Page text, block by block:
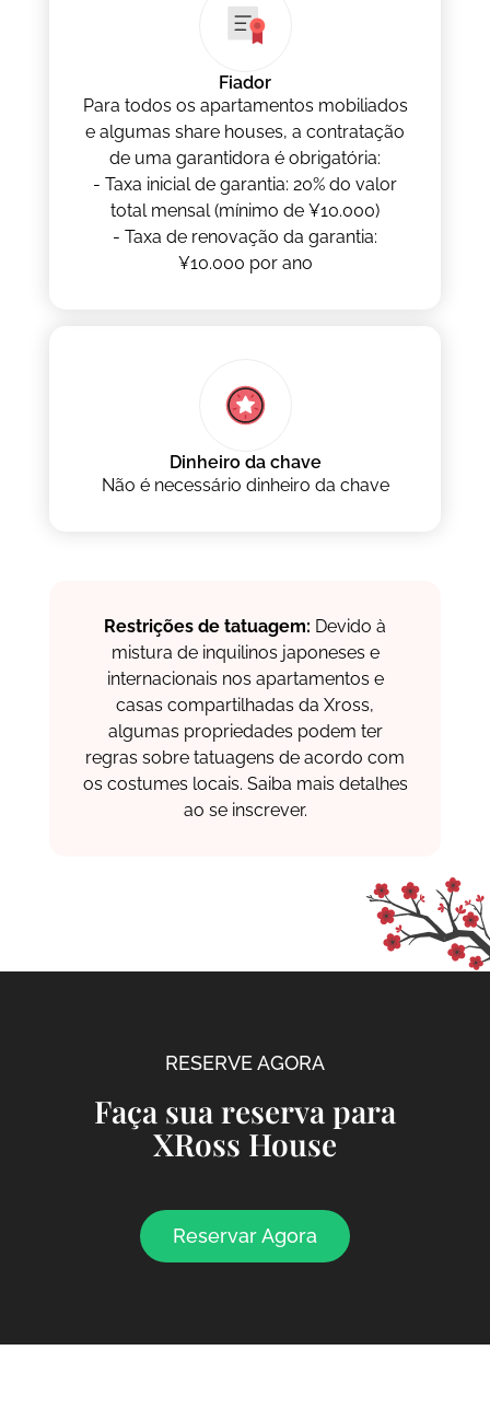
Fiador
Para todos os apartamentos mobiliados
e algumas share houses, a contratação
de uma garantidora é obrigatória:
- Taxa inicial de garantia: 20% do valor
total mensal (mínimo de ¥10.000)
- Taxa de renovação da garantia:
¥10.000 por ano
Dinheiro da chave
Não é necessário dinheiro da chave
Restrições de tatuagem: Devido à
mistura de inquilinos japoneses e
internacionais nos apartamentos e
casas compartilhadas da Xross,
algumas propriedades podem ter
regras sobre tatuagens de acordo com
os costumes locais. Saiba mais detalhes
ao se inscrever.
RESERVE AGORA
Faça sua reserva para
XRoss House
Reservar Agora